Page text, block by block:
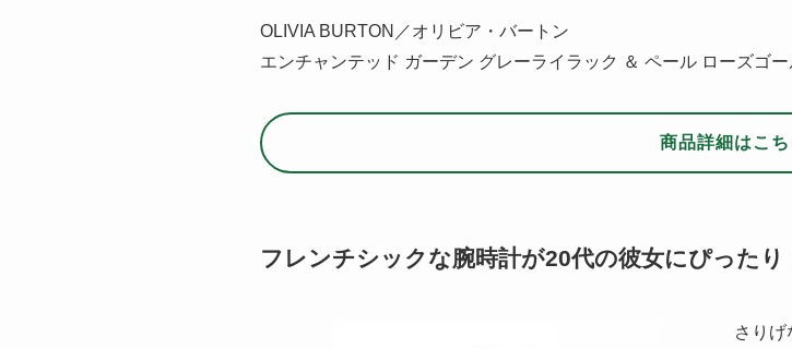
OLIVIA BURTON／オリビア・バートン
エンチャンテッド ガーデン グレーライラック ＆ ペール ローズゴー
商品詳細はこち
フレンチシックな腕時計が20代の彼女にぴった
さり